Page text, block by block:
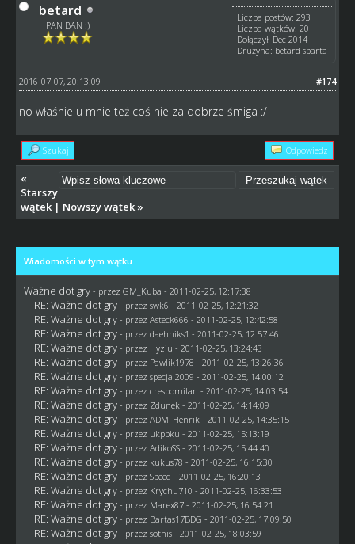
betard
PAN BAN :)
Liczba postów: 293
Liczba wątków: 20
Dołączył: Dec 2014
Drużyna: betard sparta
#174
2016-07-07, 20:13:09
no właśnie u mnie też coś nie za dobrze śmiga :/
Szukaj Odpowiedz
«
Starszy
wątek| Nowszy wątek»
Wiadomości w tym wątku
Ważne dot gry - przez GM_Kuba - 2011-02-25, 12:17:38
RE: Ważne dot gry - przez swk6 - 2011-02-25, 12:21:32
RE: Ważne dot gry - przez Asteck666 - 2011-02-25, 12:42:58
RE: Ważne dot gry - przez daehniks1 - 2011-02-25, 12:57:46
RE: Ważne dot gry - przez Hyziu - 2011-02-25, 13:24:43
RE: Ważne dot gry - przez Pawlik1978 - 2011-02-25, 13:26:36
RE: Ważne dot gry - przez specjal2009 - 2011-02-25, 14:00:12
RE: Ważne dot gry - przez crespomilan - 2011-02-25, 14:03:54
RE: Ważne dot gry - przez Zdunek - 2011-02-25, 14:14:09
RE: Ważne dot gry - przez ADM_Henrik - 2011-02-25, 14:35:15
RE: Ważne dot gry - przez ukppku - 2011-02-25, 15:13:19
RE: Ważne dot gry - przez AdikoSS - 2011-02-25, 15:44:40
RE: Ważne dot gry - przez kukus78 - 2011-02-25, 16:15:30
RE: Ważne dot gry - przez Speed - 2011-02-25, 16:20:13
RE: Ważne dot gry - przez Krychu710 - 2011-02-25, 16:33:53
RE: Ważne dot gry - przez Marex87- 2011-02-25, 16:54:21
RE: Ważne dot gry - przez Bartas17BDG - 2011-02-25, 17:09:50
RE: Ważne dot gry - przez sothis- 2011-02-25, 18:03:59